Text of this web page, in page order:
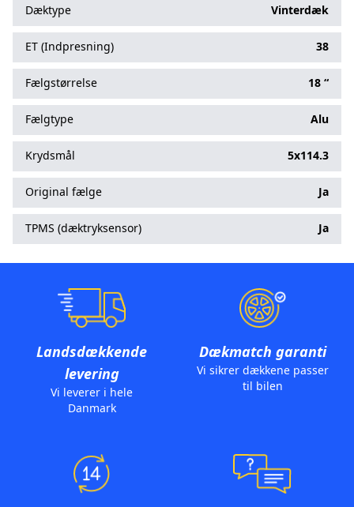
Dæktype Vinterdæk
ET (Indpresning) 38
Fælgstørrelse 18 “
Fælgtype Alu
Krydsmål 5x114.3
Original fælge Ja
TPMS (dæktryksensor) Ja
Landsdækkende
levering
Vi leverer i hele
Danmark
Dækmatch garanti
Vi sikrer dækkene passer
til bilen